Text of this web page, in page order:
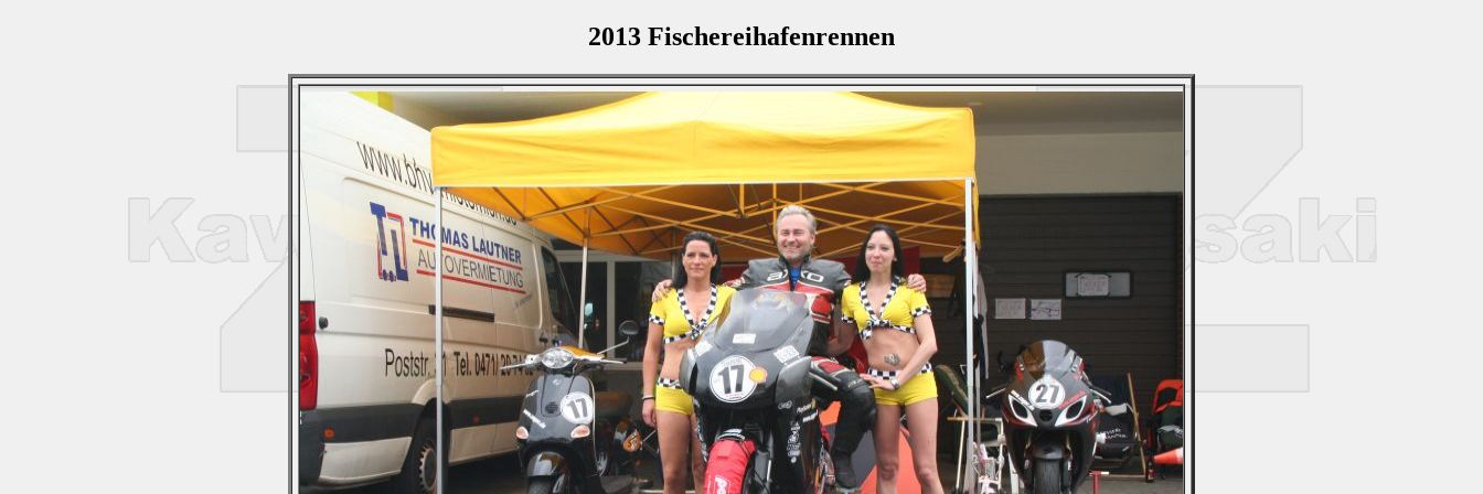
2013 Fischereihafenrennen